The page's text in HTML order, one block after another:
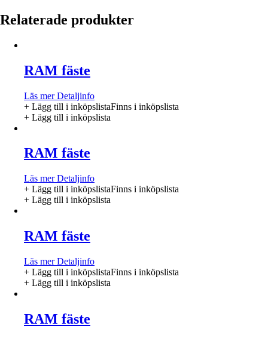
Relaterade produkter
RAM fäste
Läs merDetaljinfo
+ Lägg till i inköpslistaFinns i inköpslista
+ Lägg till i inköpslista
RAM fäste
Läs merDetaljinfo
+ Lägg till i inköpslistaFinns i inköpslista
+ Lägg till i inköpslista
RAM fäste
Läs merDetaljinfo
+ Lägg till i inköpslistaFinns i inköpslista
+ Lägg till i inköpslista
RAM fäste